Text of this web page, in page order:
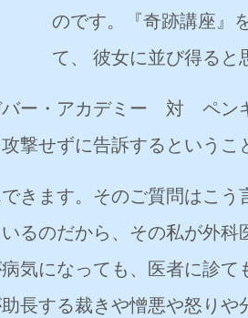
のです。『奇跡講座』
て、 彼女に並び得ると
ー・アカデミー 対 ペンギ
撃せずに告訴するというこ
きます。そのご質問はこう
るのだから、その私が外
気になっても、医者に診て
長する裁きや憎悪や怒り